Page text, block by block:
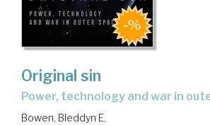
Original sin
power, technology and war in
Bowen, Bleddyn E.